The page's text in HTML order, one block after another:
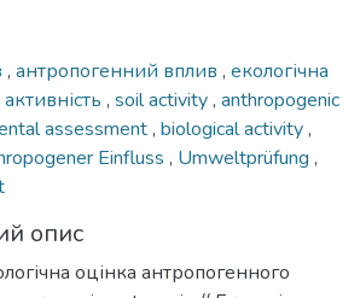
, антропогенний вплив , екологічна
активність , soil activity, anthropogenic
assessment, biological activity,
Einfluss , Umweltprüfung ,
опис
оцінка антропогенного